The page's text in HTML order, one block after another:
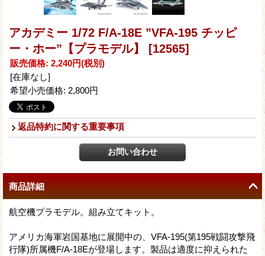
アカデミー 1/72 F/A-18E ”VFA-195 チッピ
ー・ホー”【プラモデル】 [12565]
販売価格: 2,240円(税別)
[在庫なし]
希望小売価格: 2,800円
返品特約に関する重要事項
商品詳細
航空機プラモデル。組み立てキット。
アメリカ海軍岩国基地に展開中の、VFA-195(第195戦闘攻撃飛
行隊)所属機F/A-18Eが登場します。製品は適度に抑えられた